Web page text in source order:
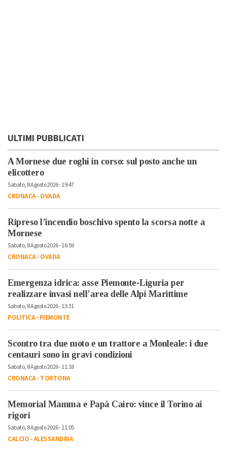
ULTIMI PUBBLICATI
A Mornese due roghi in corso: sul posto anche un
elicottero
Sabato, 8 Agosto 2026 - 19:47
CRONACA-OVADA
Ripreso l’incendio boschivo spento la scorsa notte a
Mornese
Sabato, 8 Agosto 2026 - 16:59
CRONACA-OVADA
Emergenza idrica: asse Piemonte-Liguria per
realizzare invasi nell’area delle Alpi Marittime
Sabato, 8 Agosto 2026 - 13:31
POLITICA-PIEMONTE
Scontro tra due moto e un trattore a Monleale: i due
centauri sono in gravi condizioni
Sabato, 8 Agosto 2026 - 11:18
CRONACA-TORTONA
Memorial Mamma e Papà Cairo: vince il Torino ai
rigori
Sabato, 8 Agosto 2026 - 11:05
CALCIO-ALESSANDRIA